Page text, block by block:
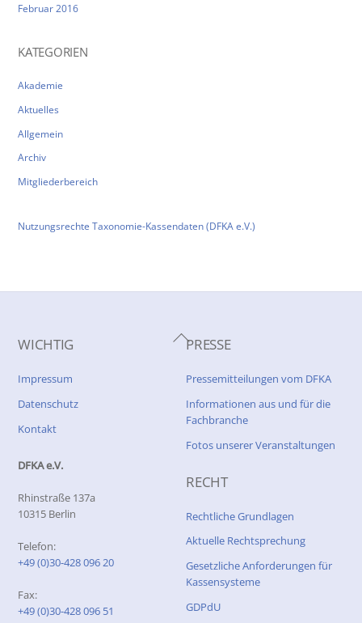
Februar 2016
KATEGORIEN
Akademie
Aktuelles
Allgemein
Archiv
Mitgliederbereich
Nutzungsrechte Taxonomie-Kassendaten (DFKA e.V.)
Back
To
WICHTIG
Impressum
Datenschutz
Kontakt
DFKA e.V.
Rhinstraße 137a
10315 Berlin
Telefon:
+49 (0)30-428 096 20
Fax:
+49 (0)30-428 096 51
PRESSE
Pressemitteilungen vom DFKA
Informationen aus und für die
Fachbranche
Fotos unserer Veranstaltungen
RECHT
Rechtliche Grundlagen
Aktuelle Rechtsprechung
Gesetzliche Anforderungen für
Kassensysteme
GDPdU